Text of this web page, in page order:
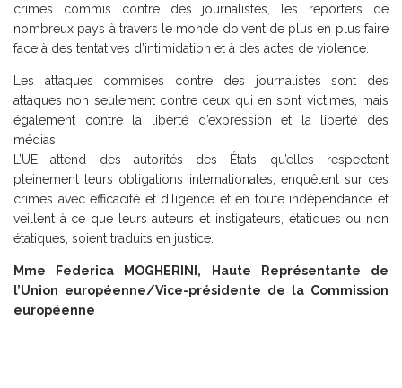
crimes commis contre des journalistes, les reporters de
nombreux pays à travers le monde doivent de plus en plus faire
face à des tentatives d’intimidation et à des actes de violence.
Les attaques commises contre des journalistes sont des
attaques non seulement contre ceux qui en sont victimes, mais
également contre la liberté d’expression et la liberté des
médias.
L’UE attend des autorités des États qu’elles respectent
pleinement leurs obligations internationales, enquêtent sur ces
crimes avec efficacité et diligence et en toute indépendance et
veillent à ce que leurs auteurs et instigateurs, étatiques ou non
étatiques, soient traduits en justice.
Mme Federica MOGHERINI, Haute Représentante de
l’Union européenne/Vice-présidente de la Commission
européenne